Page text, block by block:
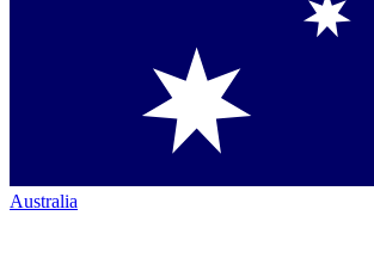
Australia